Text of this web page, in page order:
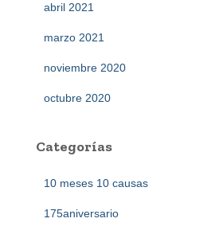
abril 2021
marzo 2021
noviembre 2020
octubre 2020
Categorías
10 meses 10 causas
175aniversario